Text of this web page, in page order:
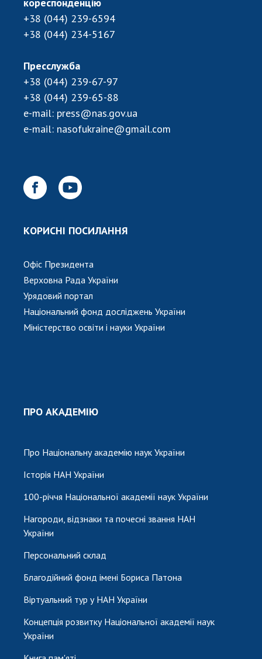
+38 (044) 239-6594
+38 (044) 234-5167
Пресслужба
+38 (044) 239-67-97
+38 (044) 239-65-88
e-mail: press@nas.gov.ua
e-mail: nasofukraine@gmail.com
КОРИСНІ ПОСИЛАННЯ
Офіс Президента
Верховна Рада України
Урядовий портал
Національний фонд досліджень України
Міністерство освіти і науки України
ПРО АКАДЕМІЮ
Про Національну академію наук України
Історія НАН України
100-річчя Національної академії наук України
Нагороди, відзнаки та почесні звання НАН
України
Персональний склад
Благодійний фонд імені Бориса Патона
Віртуальний тур у НАН України
Концепція розвитку Національної академії наук
України